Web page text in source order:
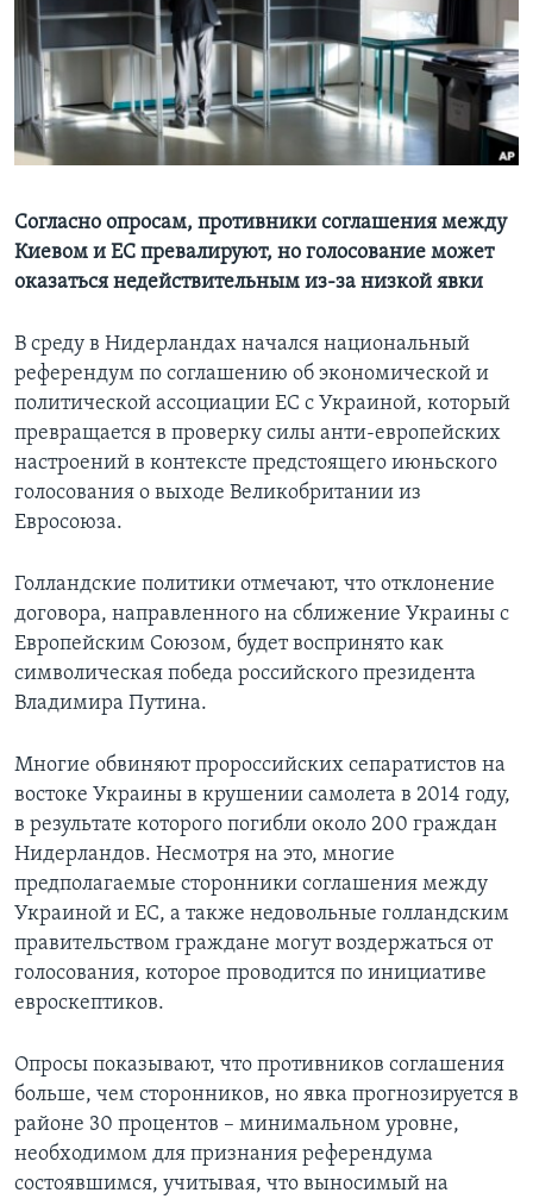
Learning English
СОЦИАЛЬНЫЕ СЕТИ
Языки
Согласно опросам, противники соглашения между
Киевом и ЕС превалируют, но голосование может
оказаться недействительным из-за низкой явки
В среду в Нидерландах начался национальный
референдум по соглашению об экономической и
политической ассоциации ЕС с Украиной, который
превращается в проверку силы анти-европейских
настроений в контексте предстоящего июньского
голосования о выходе Великобритании из
Евросоюза.
Голландские политики отмечают, что отклонение
договора, направленного на сближение Украины с
Европейским Союзом, будет воспринято как
символическая победа российского президента
Владимира Путина.
Многие обвиняют пророссийских сепаратистов на
востоке Украины в крушении самолета в 2014 году,
в результате которого погибли около 200 граждан
Нидерландов. Несмотря на это, многие
предполагаемые сторонники соглашения между
Украиной и ЕС, а также недовольные голландским
правительством граждане могут воздержаться от
голосования, которое проводится по инициативе
евроскептиков.
Опросы показывают, что противников соглашения
больше, чем сторонников, но явка прогнозируется в
районе 30 процентов – минимальном уровне,
необходимом для признания референдума
состоявшимся, учитывая, что выносимый на